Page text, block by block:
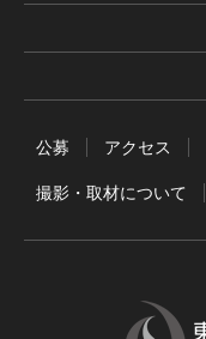
公募 アクセス
撮影・取材について